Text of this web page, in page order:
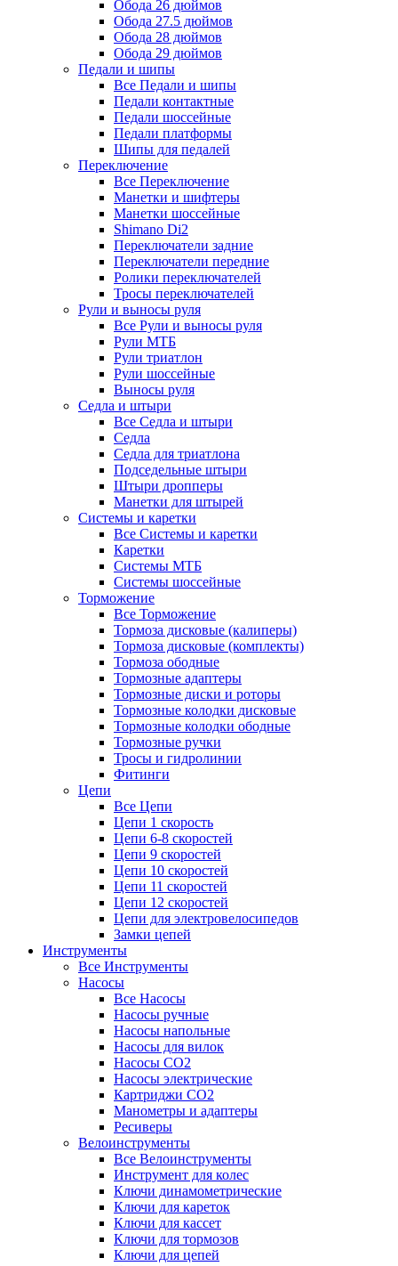
Обода 26 дюймов
Обода 27.5 дюймов
Обода 28 дюймов
Обода 29 дюймов
Педали и шипы
Все Педали и шипы
Педали контактные
Педали шоссейные
Педали платформы
Шипы для педалей
Переключение
Все Переключение
Манетки и шифтеры
Манетки шоссейные
Shimano Di2
Переключатели задние
Переключатели передние
Ролики переключателей
Тросы переключателей
Рули и выносы руля
Все Рули и выносы руля
Рули МТБ
Рули триатлон
Рули шоссейные
Выносы руля
Седла и штыри
Все Седла и штыри
Седла
Седла для триатлона
Подседельные штыри
Штыри дропперы
Манетки для штырей
Системы и каретки
Все Системы и каретки
Каретки
Системы МТБ
Системы шоссейные
Торможение
Все Торможение
Тормоза дисковые (калиперы)
Тормоза дисковые (комплекты)
Тормоза ободные
Тормозные адаптеры
Тормозные диски и роторы
Тормозные колодки дисковые
Тормозные колодки ободные
Тормозные ручки
Тросы и гидролинии
Фитинги
Цепи
Все Цепи
Цепи 1 скорость
Цепи 6-8 скоростей
Цепи 9 скоростей
Цепи 10 скоростей
Цепи 11 скоростей
Цепи 12 скоростей
Цепи для электровелосипедов
Замки цепей
Инструменты
Все Инструменты
Насосы
Все Насосы
Насосы ручные
Насосы напольные
Насосы для вилок
Насосы CO2
Насосы электрические
Картриджи CO2
Манометры и адаптеры
Ресиверы
Велоинструменты
Все Велоинструменты
Инструмент для колес
Ключи динамометрические
Ключи для кареток
Ключи для кассет
Ключи для тормозов
Ключи для цепей